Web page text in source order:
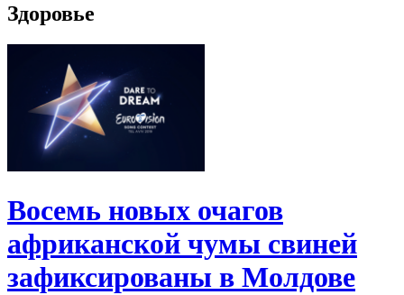
Здоровье
Восемь новых очагов
африканской чумы свиней
зафиксированы в Молдове